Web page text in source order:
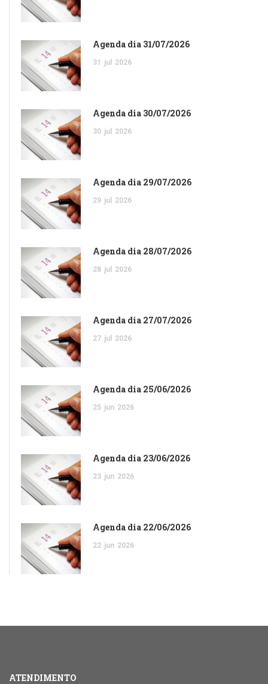
Agenda dia 31/07/2026
31 jul 2026
Agenda dia 30/07/2026
30 jul 2026
Agenda dia 29/07/2026
29 jul 2026
Agenda dia 28/07/2026
28 jul 2026
Agenda dia 27/07/2026
27 jul 2026
Agenda dia 25/06/2026
25 jun 2026
Agenda dia 23/06/2026
23 jun 2026
Agenda dia 22/06/2026
22 jun 2026
ATENDIMENTO